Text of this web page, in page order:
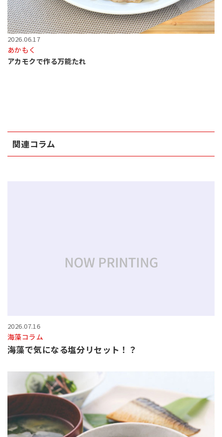
2026.06.17
あかもく
アカモクで作る万能たれ
関連コラム
2026.07.16
海藻コラム
海藻で気になる塩分リセット！？